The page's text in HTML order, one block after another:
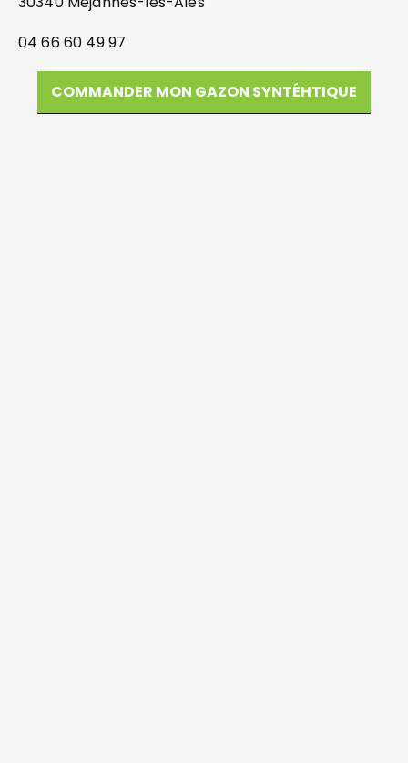
04 66 60 49 97
COMMANDER MON GAZON SYNTÉHTIQUE